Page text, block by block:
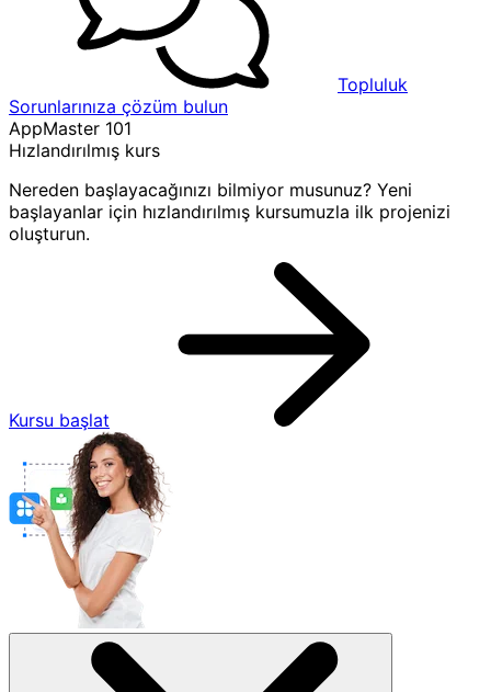
Topluluk
Sorunlarınıza çözüm bulun
AppMaster 101
Hızlandırılmış kurs
Nereden başlayacağınızı bilmiyor musunuz? Yeni
başlayanlar için hızlandırılmış kursumuzla ilk projenizi
oluşturun.
Kursu başlat